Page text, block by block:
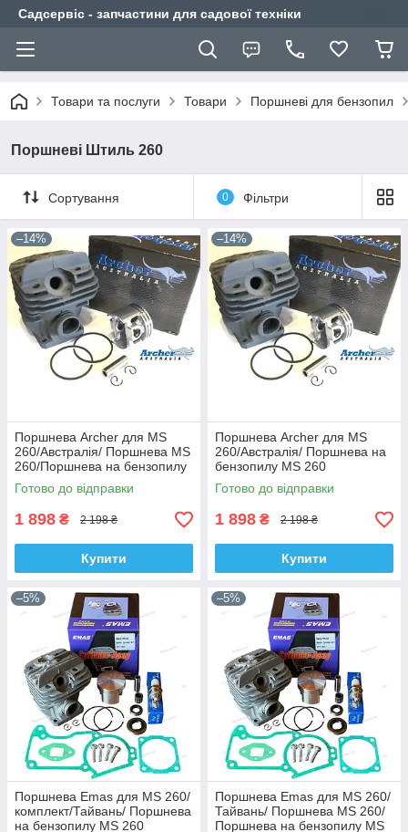
Садсервіс - запчастини для садової техніки
Товари та послуги Товари Поршневі для бензопил
Поршневі Штиль 260
Сортування 0 Фільтри
–14%
Поршнева Archer для MS
260/Австралія/ Поршнева MS
260/Поршнева на бензопилу
MS 260
Готово до відправки
1 898 ₴ 2 198 ₴
Купити
–14%
Поршнева Archer для MS
260/Австралія/ Поршнева на
бензопилу MS 260
Готово до відправки
1 898 ₴ 2 198 ₴
Купити
–5%
Поршнева Emas для MS 260/
комплект/Тайвань/ Поршнева
на бензопилу MS 260
–5%
Поршнева Emas для MS 260/
Тайвань/ Поршнева MS 260/
Поршнева на бензопилу MS